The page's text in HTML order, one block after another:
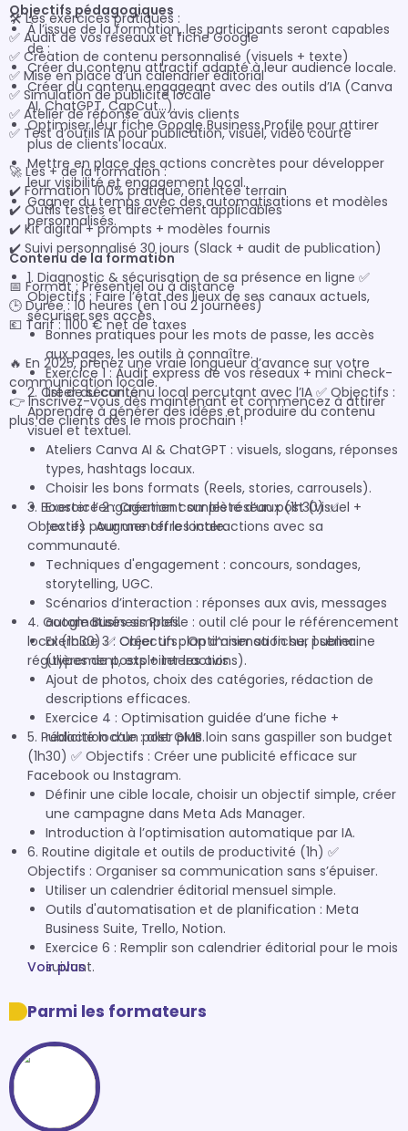
🛠️ Les exercices pratiques :
✅ Audit de vos réseaux et fiche Google
✅ Création de contenu personnalisé (visuels + texte)
✅ Mise en place d’un calendrier éditorial
✅ Simulation de publicité locale
✅ Atelier de réponse aux avis clients
✅ Test d’outils IA pour publication, visuel, vidéo courte
🚀 Les + de la formation :
✔️ Formation 100% pratique, orientée terrain
✔️ Outils testés et directement applicables
✔️ Kit digital + prompts + modèles fournis
✔️ Suivi personnalisé 30 jours (Slack + audit de publication)
📅 Format : Présentiel ou à distance
🕒 Durée : 10 heures (en 1 ou 2 journées)
💶 Tarif : 1100 € net de taxes
🔥 En 2025, prenez une vraie longueur d’avance sur votre
communication locale.
👉 Inscrivez-vous dès maintenant et commencez à attirer
plus de clients dès le mois prochain !
Objectifs pédagogiques
À l’issue de la formation, les participants seront capables
de :
Créer du contenu attractif adapté à leur audience locale.
Créer du contenu engageant avec des outils d’IA (Canva
AI, ChatGPT, CapCut…).
Optimiser leur fiche Google Business Profile pour attirer
plus de clients locaux.
Mettre en place des actions concrètes pour développer
leur visibilité et engagement local.
Gagner du temps avec des automatisations et modèles
personnalisés.
Contenu de la formation
1. Diagnostic & sécurisation de sa présence en ligne ✅
Objectifs : Faire l’état des lieux de ses canaux actuels,
sécuriser ses accès.
Bonnes pratiques pour les mots de passe, les accès
aux pages, les outils à connaître.
Exercice 1 : Audit express de vos réseaux + mini check-
list de sécurité.
2. Créer du contenu local percutant avec l’IA ✅ Objectifs :
Apprendre à générer des idées et produire du contenu
visuel et textuel.
Ateliers Canva AI & ChatGPT : visuels, slogans, réponses
types, hashtags locaux.
Choisir les bons formats (Reels, stories, carrousels).
Exercice 2 : Création complète d’un post (visuel +
texte) pour une offre locale.
3. Booster l’engagement sur les réseaux (1h30) ✅
Objectifs : Augmenter les interactions avec sa
communauté.
Techniques d'engagement : concours, sondages,
storytelling, UGC.
Scénarios d’interaction : réponses aux avis, messages
automatisés simples.
Exercice 3 : Créer un plan d’animation sur 1 semaine
(types de posts + interactions).
4. Google Business Profile : outil clé pour le référencement
local (1h30) ✅ Objectifs : Optimiser sa fiche, publier
régulièrement, exploiter les avis.
Ajout de photos, choix des catégories, rédaction de
descriptions efficaces.
Exercice 4 : Optimisation guidée d’une fiche +
rédaction d’un post GMB.
5. Publicité locale : aller plus loin sans gaspiller son budget
(1h30) ✅ Objectifs : Créer une publicité efficace sur
Facebook ou Instagram.
Définir une cible locale, choisir un objectif simple, créer
une campagne dans Meta Ads Manager.
Introduction à l’optimisation automatique par IA.
6. Routine digitale et outils de productivité (1h) ✅
Objectifs : Organiser sa communication sans s’épuiser.
Utiliser un calendrier éditorial mensuel simple.
Outils d'automatisation et de planification : Meta
Business Suite, Trello, Notion.
Exercice 6 : Remplir son calendrier éditorial pour le mois
suivant.
Voir plus
Parmi les formateurs